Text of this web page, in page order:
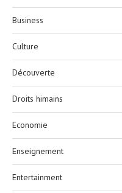
Business
Culture
Découverte
Droits himains
Economie
Enseignement
Entertainment